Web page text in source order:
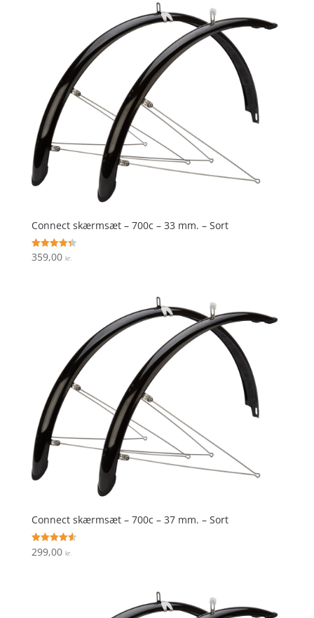
Connect skærmsæt – 700c – 33 mm. – Sort
Vurderet
4.3
359,00 kr.
Connect skærmsæt – 700c – 37 mm. – Sort
Vurderet
4.6
299,00 kr.